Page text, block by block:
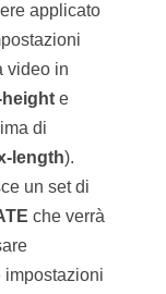
applicato
video in
e
di
length).
un set di
che verrà
impostazioni